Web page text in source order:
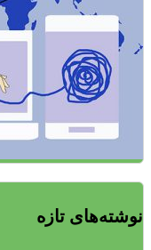
نوشته‌های تازه